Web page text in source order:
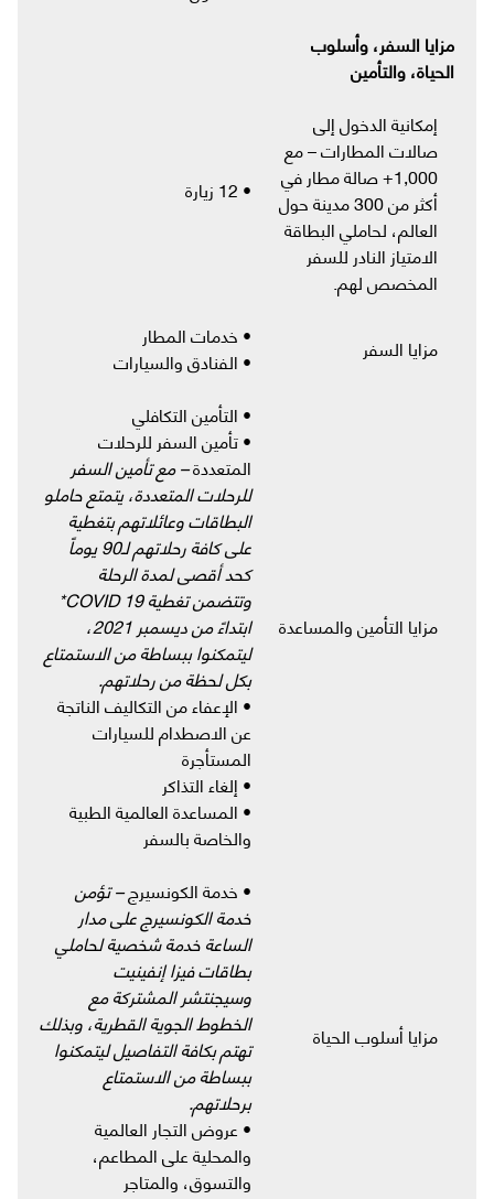
مزايا السفر، وأسلوب
الحياة، والتأمين
إمكانية الدخول إلى
صالات المطارات – مع
1,000+ صالة مطار في
أكثر من 300 مدينة حول
العالم، لحاملي البطاقة
الامتياز النادر للسفر
المخصص لهم.
• 12 زيارة
مزايا السفر
• خدمات المطار
• الفنادق والسيارات
مزايا التأمين والمساعدة
• التأمين التكافلي
• تأمين السفر للرحلات
المتعددة– مع تأمين السفر
للرحلات المتعددة، يتمتع حاملو
البطاقات وعائلاتهم بتغطية
على كافة رحلاتهم لـ90 يوماً
كحد أقصى لمدة الرحلة
وتتضمن تغطية COVID 19*
ابتداءً من ديسمبر 2021،
ليتمكنوا ببساطة من الاستمتاع
بكل لحظة من رحلاتهم.
• الإعفاء من التكاليف الناتجة
عن الاصطدام للسيارات
المستأجرة
• إلغاء التذاكر
• المساعدة العالمية الطبية
والخاصة بالسفر
مزايا أسلوب الحياة
• خدمة الكونسيرج– تؤمن
خدمة الكونسيرج على مدار
الساعة خدمة شخصية لحاملي
بطاقات فيزا إنفينيت
وسيجنتشر المشتركة مع
الخطوط الجوية القطرية، وبذلك
تهتم بكافة التفاصيل ليتمكنوا
ببساطة من الاستمتاع
برحلاتهم.
• عروض التجار العالمية
والمحلية على المطاعم،
والتسوق، والمتاجر